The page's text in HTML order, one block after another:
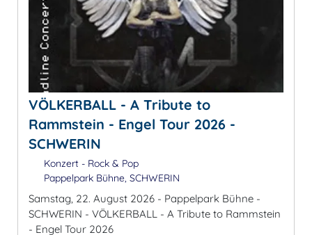
VÖLKERBALL - A Tribute to
Rammstein - Engel Tour 2026 -
SCHWERIN
Konzert - Rock & Pop
Pappelpark Bühne, SCHWERIN
Samstag, 22. August 2026 - Pappelpark Bühne -
SCHWERIN - VÖLKERBALL - A Tribute to Rammstein
- Engel Tour 2026